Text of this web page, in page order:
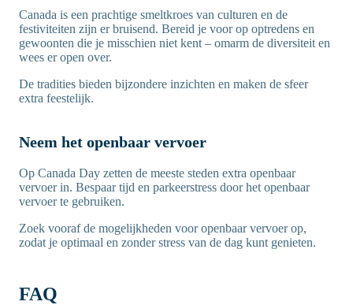
Canada is een prachtige smeltkroes van culturen en de
festiviteiten zijn er bruisend. Bereid je voor op optredens en
gewoonten die je misschien niet kent – omarm de diversiteit en
wees er open over.
De tradities bieden bijzondere inzichten en maken de sfeer
extra feestelijk.
Neem het openbaar vervoer
Op Canada Day zetten de meeste steden extra openbaar
vervoer in. Bespaar tijd en parkeerstress door het openbaar
vervoer te gebruiken.
Zoek vooraf de mogelijkheden voor openbaar vervoer op,
zodat je optimaal en zonder stress van de dag kunt genieten.
FAQ